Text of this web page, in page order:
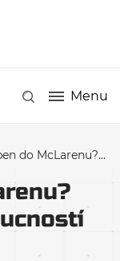
Menu
Piastri si svou budoucností zůstává jistý